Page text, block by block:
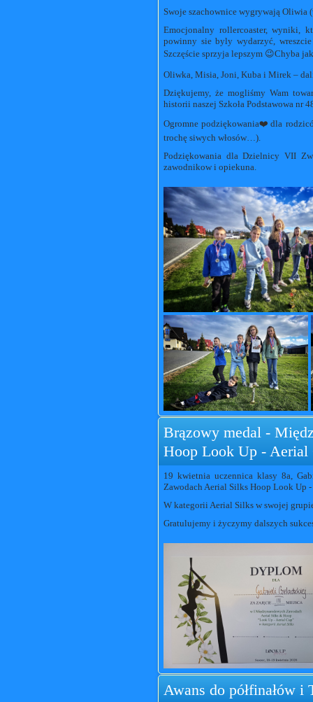
Swoje szachownice wygrywają Oliwia
Emocjonalny rollercoaster, wyniki,
powinny sie byly wydarzyć,
Szczęście sprzyja lepszym 😉Chyba
Oliwka, Misia, Joni, Kuba i Mirek –
Dziękujemy, że mogliśmy Wam
historii naszej Szkoła Podstawowa nr
Ogromne podziękowania❤️dla
trochę siwych włosów…).
Podziękowania dla Dzielnicy VII
zawodnikow i opiekuna.
Brązowy medal -
Hoop Look Up - Aerial
19 kwietnia uczennica klasy 8a,
Zawodach Aerial Silks Hoop Look Up
W kategorii Aerial Silks w swojej
Gratulujemy i życzymy dalszych
Awans do półfinałów